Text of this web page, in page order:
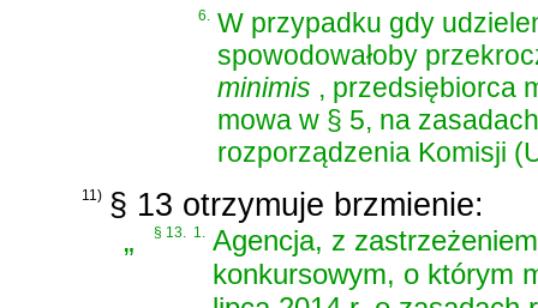
6.
W przypadku gdy
spowodowałoby
minimis , przedsiębiorca
mowa w § 5, na
rozporządzenia Komisji
11) § 13 otrzymuje brzmienie:
„ § 13. 1. Agencja, z
konkursowym, o którym